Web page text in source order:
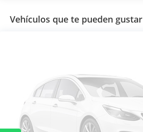
Vehículos que te pueden gustar